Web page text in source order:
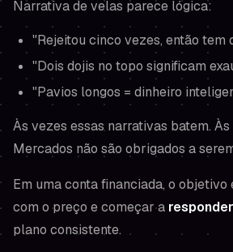
Narrativa de velas parece lógica:
"Rejeitou cinco vezes, então tem
"Dois dojis no topo significam
"Pavios longos = dinheiro
Às vezes essas narrativas batem. Às
Mercados não são obrigados a
Em uma conta financiada, o objetivo
com o preço e começar a responder
plano consistente.